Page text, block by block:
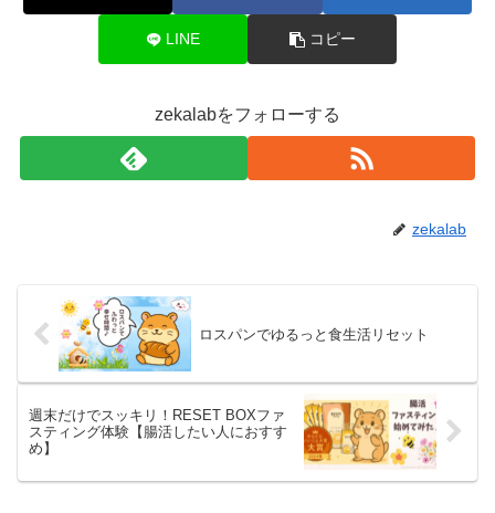
LINE コピー
zekalabをフォローする
zekalab
ロスパンでゆるっと食生活リセット
週末だけでスッキリ！RESET BOXファ
スティング体験【腸活したい人におすす
め】